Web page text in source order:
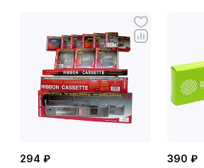
294 ₽
390 ₽